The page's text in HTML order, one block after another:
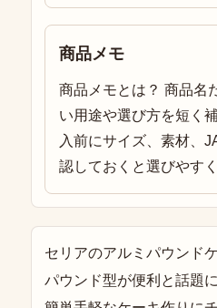
商品メモ
商品メモとは？ 商品名
い用途や選び方を短く
入前にサイズ、素材、
認しておくと選びやす
セリアのアルミパウンド
パウンド型が便利と話題に